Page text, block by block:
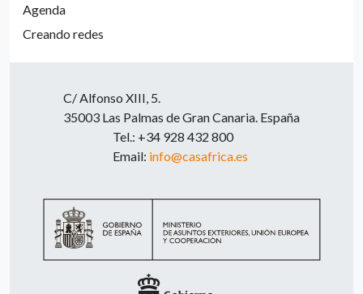
Agenda
Creando redes
C/ Alfonso XIII, 5.
35003 Las Palmas de Gran Canaria. España
Tel.: +34 928 432 800
Email: info@casafrica.es